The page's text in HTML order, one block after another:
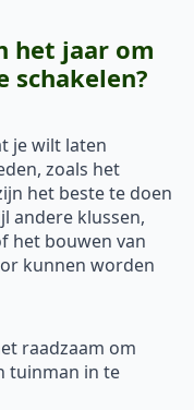
het jaar om
schakelen?
je wilt laten
zoals het
het beste te doen
andere klussen,
het bouwen van
kunnen worden
raadzaam om
tuinman in te